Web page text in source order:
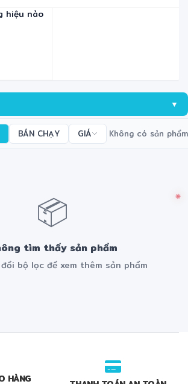
hiệu nào
▼
BÁN CHẠY GIÁ Không có sản phẩm
📦
tìm thấy sản phẩm
bộ lọc để xem thêm sản phẩm
HÀNG